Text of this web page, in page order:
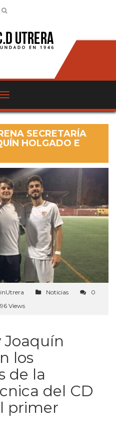
SECRETARÍA
HOLGADO E
Noticias
0
Views
Joaquín
los
de la
del CD
primer